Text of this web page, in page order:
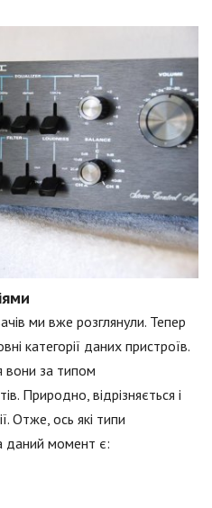
ми вже розглянули. Тепер
категорії даних пристроїв.
вони за типом
Природно, відрізняється і
Отже, ось які типи
даний момент є: